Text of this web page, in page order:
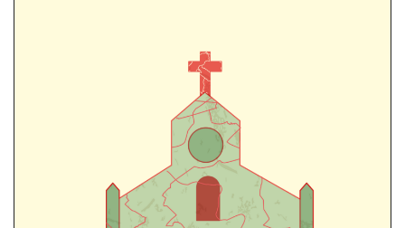
historia de las mujeres
patria contratista